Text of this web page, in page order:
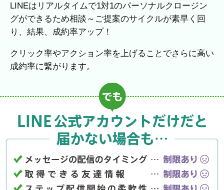
LINEはリアルタイムで1対1のパーソナルクロージン
グができるため相談～ご提案のサイクルが素早く回
り、結果、成約率アップ！
クリック率やアクション率を上げることでさらに高い
成約率に繋がります。